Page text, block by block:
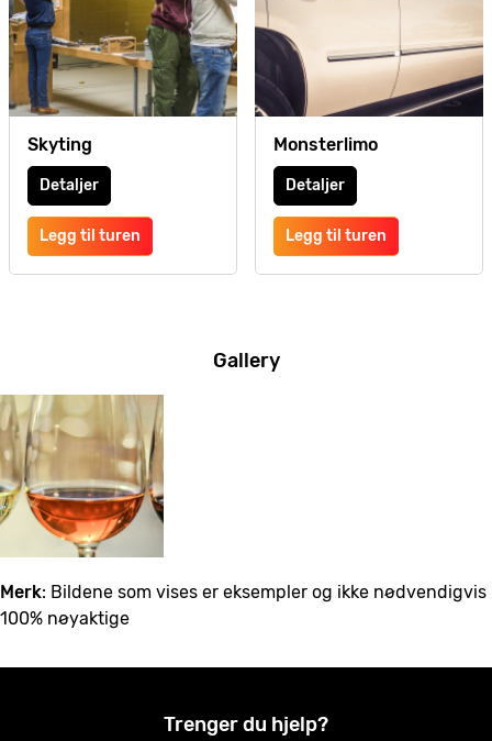
Skyting
Detaljer
Legg til turen
Monsterlimo
Detaljer
Legg til turen
Gallery
Merk: Bildene som vises er eksempler og ikke nødvendigvis
100% nøyaktige
Trenger du hjelp?